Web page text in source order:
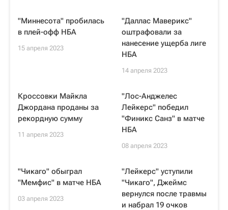
"Миннесота" пробилась
в плей-офф НБА
15 апреля 2023
"Даллас Маверикс"
оштрафовали за
нанесение ущерба лиге
НБА
14 апреля 2023
Кроссовки Майкла
Джордана проданы за
рекордную сумму
11 апреля 2023
"Лос-Анджелес
Лейкерс" победил
"Финикс Санз" в матче
НБА
08 апреля 2023
"Чикаго" обыграл
"Мемфис" в матче НБА
03 апреля 2023
"Лейкерс" уступили
"Чикаго", Джеймс
вернулся после травмы
и набрал 19 очков